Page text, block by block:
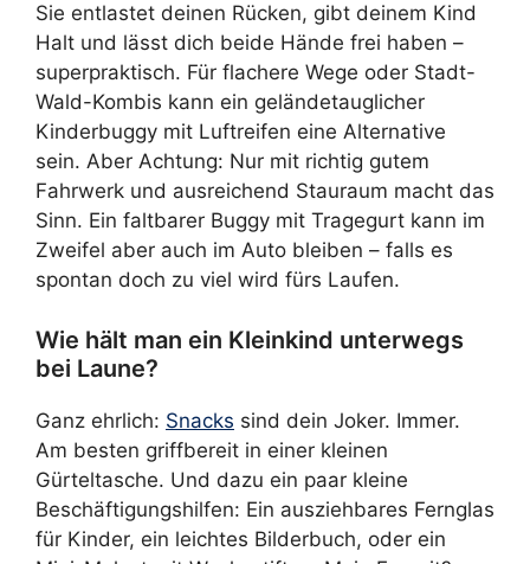
Sie entlastet deinen Rücken, gibt deinem Kind
Halt und lässt dich beide Hände frei haben –
superpraktisch. Für flachere Wege oder Stadt-
Wald-Kombis kann ein geländetauglicher
Kinderbuggy mit Luftreifen eine Alternative
sein. Aber Achtung: Nur mit richtig gutem
Fahrwerk und ausreichend Stauraum macht das
Sinn. Ein faltbarer Buggy mit Tragegurt kann im
Zweifel aber auch im Auto bleiben – falls es
spontan doch zu viel wird fürs Laufen.
Wie hält man ein Kleinkind unterwegs
bei Laune?
Ganz ehrlich: Snacks sind dein Joker. Immer.
Am besten griffbereit in einer kleinen
Gürteltasche. Und dazu ein paar kleine
Beschäftigungshilfen: Ein ausziehbares Fernglas
für Kinder, ein leichtes Bilderbuch, oder ein